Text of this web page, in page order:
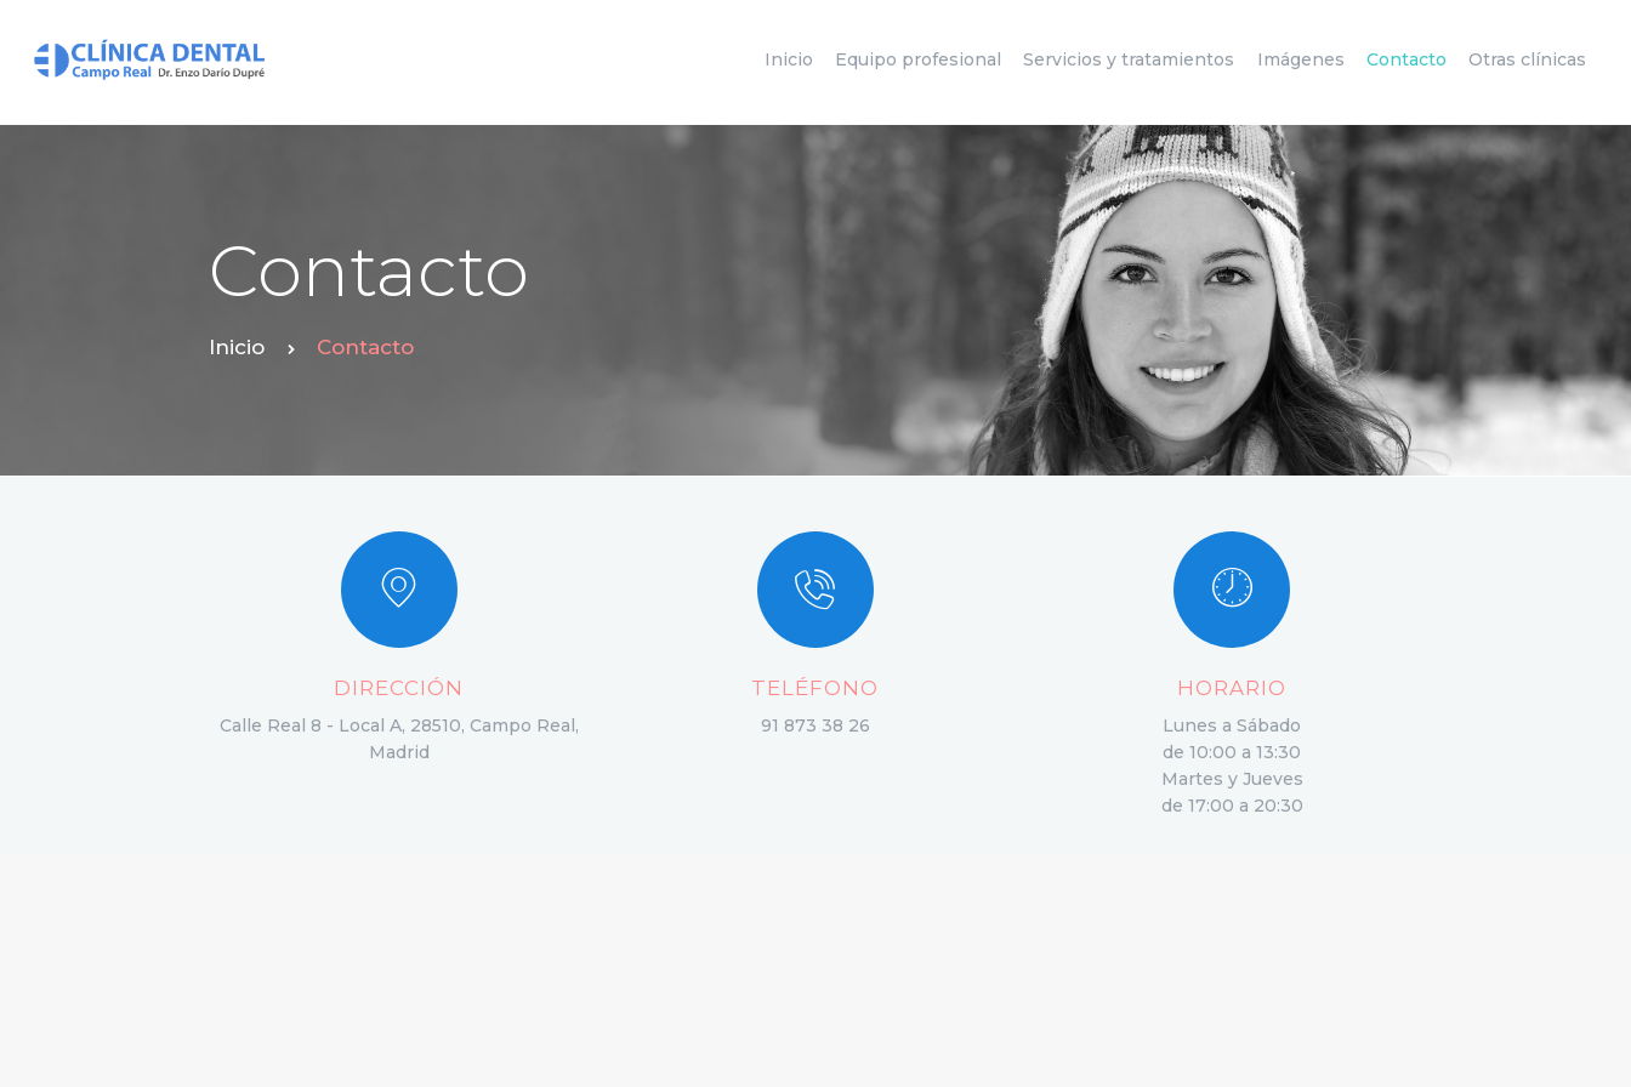
Inicio Equipo profesional Servicios y tratamientos Imágenes Contacto Otras clínicas
Contacto
Inicio Contacto
PROFESIONAL
TRATAMIENTOS
OTRAS CLÍNICAS
DIRECCIÓN
Calle Real 8 - Local A, 28510, Campo Real,
Madrid
TELÉFONO
91 873 38 26
HORARIO
Lunes a Sábado
de 10:00 a 13:30
Martes y Jueves
de 17:00 a 20:30